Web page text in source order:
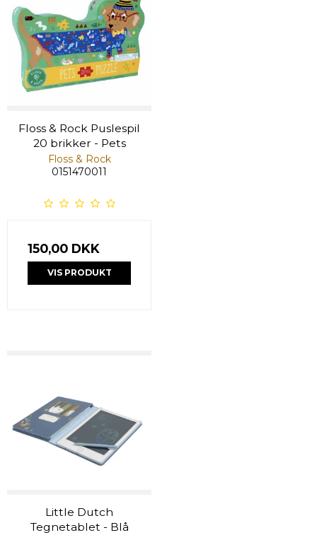
Floss & Rock Puslespil
20 brikker - Pets
Floss & Rock
0151470011
150,00 DKK
VIS PRODUKT
Little Dutch
Tegnetablet - Blå